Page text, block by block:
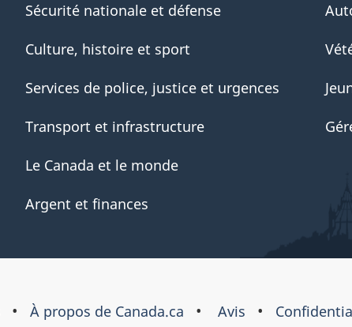
Sécurité nationale et défense
Culture, histoire et sport
Services de police, justice et urgences
Transport et infrastructure
Le Canada et le monde
Argent et finances
À propos de Canada.ca Avis